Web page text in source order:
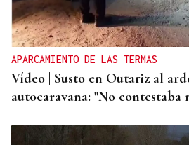
❌ ✅ Encuesta | ¿Crees que
protegen los ríos de la
APARCAMIENTO DE LAS TERMAS
Vídeo | Susto en Outariz al
autocaravana: "No contestaba